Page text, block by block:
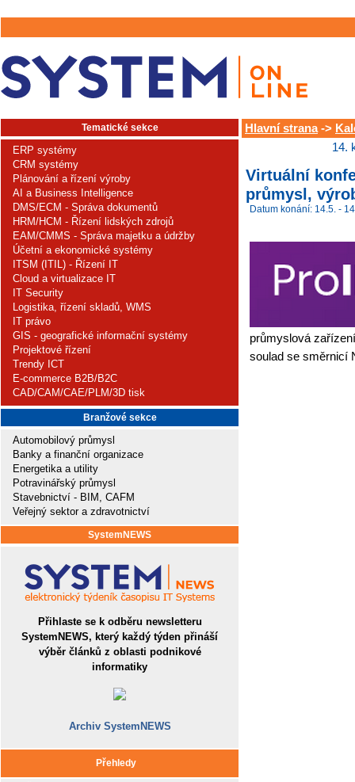
Tematické sekce
ERP systémy
CRM systémy
Plánování a řízení výroby
AI a Business Intelligence
DMS/ECM - Správa dokumentů
HRM/HCM - Řízení lidských zdrojů
EAM/CMMS - Správa majetku a údržby
Účetní a ekonomické systémy
ITSM (ITIL) - Řízení IT
Cloud a virtualizace IT
IT Security
Logistika, řízení skladů, WMS
IT právo
GIS - geografické informační systémy
Projektové řízení
Trendy ICT
E-commerce B2B/B2C
CAD/CAM/CAE/PLM/3D tisk
Branžové sekce
Automobilový průmysl
Banky a finanční organizace
Energetika a utility
Potravinářský průmysl
Stavebnictví - BIM, CAFM
Veřejný sektor a zdravotnictví
SystemNEWS
Přihlaste se k odběru newsletteru
SystemNEWS, který každý týden přináší
výběr článků z oblasti podnikové
informatiky
Archiv SystemNEWS
Přehledy
Hlavní strana->
14.
Virtuální
průmysl,
Datum konání: 14.5. -
průmyslová
soulad se směrnicí